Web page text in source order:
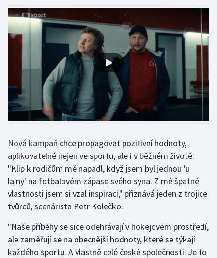
Futsal
Golf
Házená
Jezdectví
Krasobruslení
Lezení
Lyže a snowboard
Moderní pětiboj
Motorsport
Nová kampaň chce propagovat pozitivní hodnoty,
aplikovatelné nejen ve sportu, ale i v běžném životě.
"Klip k rodičům mě napadl, když jsem byl jednou 'u
lajny' na fotbalovém zápase svého syna. Z mé špatné
vlastnosti jsem si vzal inspiraci," přiznává jeden z trojice
tvůrců, scenárista Petr Kolečko.
"Naše příběhy se sice odehrávají v hokejovém prostředí,
ale zaměřují se na obecnější hodnoty, které se týkají
každého sportu. A vlastně celé české společnosti. Je to